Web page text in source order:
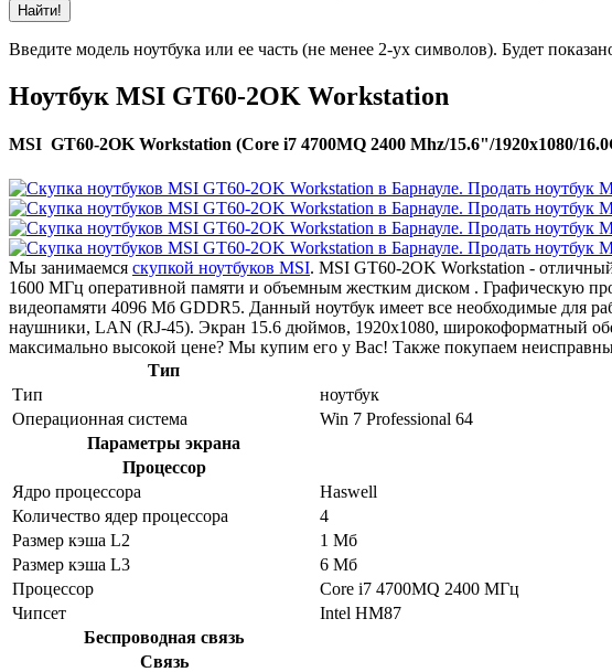
Найти!
Введите модель ноутбука или ее часть (не менее 2-ух символов). Будет
Ноутбук MSI GT60-2OK Workstation
MSI GT60-2OK Workstation (Core i7 4700MQ 2400 Mhz/15.6"/1920x1080/
Мы занимаемся скупкой ноутбуков MSI. MSI GT60-2OK Workstation -
1600 МГц оперативной памяти и объемным жестким диском . Графическую
видеопамяти 4096 Мб GDDR5. Данный ноутбук имеет все необходимые для
наушники, LAN (RJ-45). Экран 15.6 дюймов, 1920x1080, широкоформатный
максимально высокой цене? Мы купим его у Вас! Также покупаем
Тип
Тип
ноутбук
Операционная система
Win 7 Professional 64
Параметры экрана
Процессор
Ядро процессора
Haswell
Количество ядер процессора
4
Размер кэша L2
1 Мб
Размер кэша L3
6 Мб
Процессор
Core i7 4700MQ 2400 МГц
Чипсет
Intel HM87
Беспроводная связь
Связь